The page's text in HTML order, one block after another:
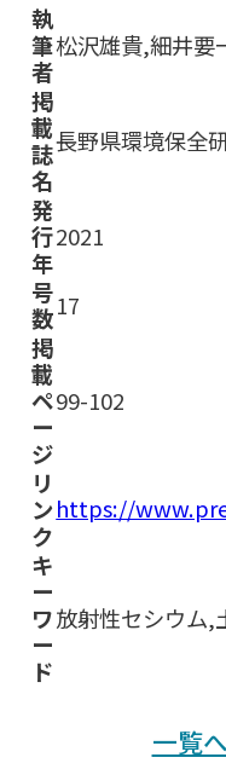
小 中
執
筆
者
松沢雄貴,細井要
掲
載
誌
名
長野県環境保全
発
行
年
2021
号
数17
掲
載
ペ
ー
ジ
99-102
リ
ン
ク
https://
キ
ー
ワ
ー
ド
放射性セシウム,
一覧